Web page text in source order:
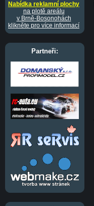
Nabídka reklamní plochy
na plotě areálu
v Brně-Bosonohách
klikněte pro více informací
Partneři: